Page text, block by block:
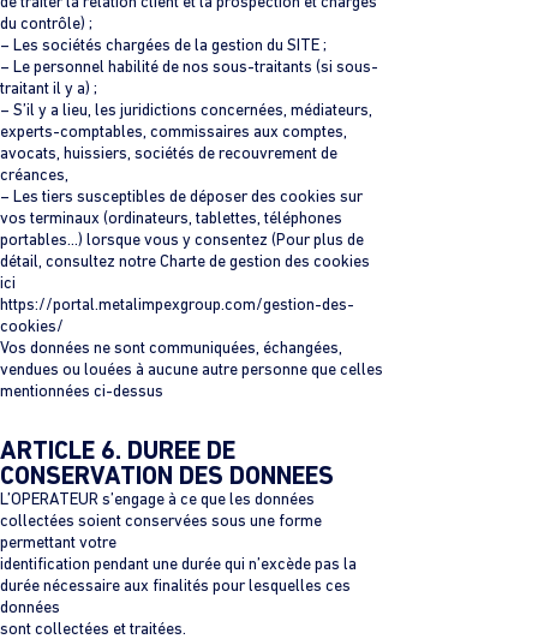
du contrôle) ;
– Les sociétés chargées de la gestion du SITE ;
– Le personnel habilité de nos sous-traitants (si sous-
traitant il y a) ;
– S’il y a lieu, les juridictions concernées, médiateurs,
experts-comptables, commissaires aux comptes,
avocats, huissiers, sociétés de recouvrement de
créances,
– Les tiers susceptibles de déposer des cookies sur
vos terminaux (ordinateurs, tablettes, téléphones
portables…) lorsque vous y consentez (Pour plus de
détail, consultez notre Charte de gestion des cookies
ici
https://portal.metalimpexgroup.com/gestion-des-
cookies/
Vos données ne sont communiquées, échangées,
vendues ou louées à aucune autre personne que celles
mentionnées ci-dessus
ARTICLE 6. DUREE DE
CONSERVATION DES DONNEES
L’OPERATEUR s’engage à ce que les données
collectées soient conservées sous une forme
permettant votre
identification pendant une durée qui n’excède pas la
durée nécessaire aux finalités pour lesquelles ces
données
sont collectées et traitées.